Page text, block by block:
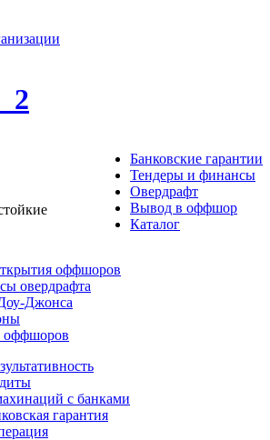
Банковские гарантии
Тендеры и финансы
Овердрафт
Вывод в оффшор
Каталог
оффшоров
овердрафта
Джонса
оффшоров
с банками
гарантия